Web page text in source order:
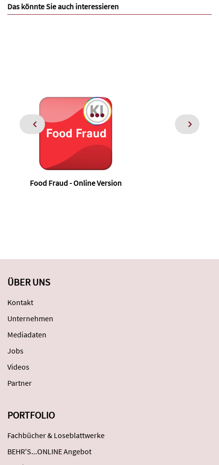
Das könnte Sie auch interessieren
Food Fraud - Online Version
ÜBER UNS
Kontakt
Unternehmen
Mediadaten
Jobs
Videos
Partner
PORTFOLIO
Fachbücher & Loseblattwerke
BEHR'S...ONLINE Angebot